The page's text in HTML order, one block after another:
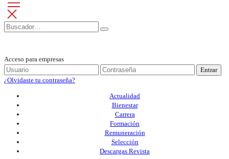
Acceso para empresas
Entrar
¿Olvidaste tu contraseña?
Actualidad
Bienestar
Carrera
Formación
Remuneración
Selección
Descargas Revista